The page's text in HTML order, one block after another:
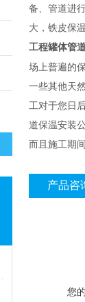
备、管道进
大，铁皮保
工程罐体管
场上普遍的
一些其他天
工对于您日
道保温安装
而且施工期
产品咨
您